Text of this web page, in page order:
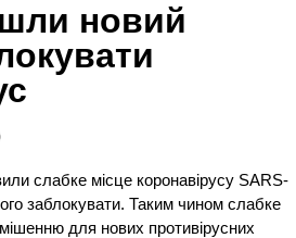
новий
слабке місце коронавірусу SARS-
заблокувати. Таким чином слабке
для нових противірусних